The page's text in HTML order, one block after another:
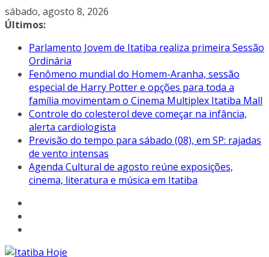
Pular
para
conteúdo
sábado, agosto 8, 2026
Últimos:
Parlamento Jovem de Itatiba realiza primeira Sessão
Ordinária
Fenômeno mundial do Homem-Aranha, sessão
especial de Harry Potter e opções para toda a
família movimentam o Cinema Multiplex Itatiba Mall
Controle do colesterol deve começar na infância,
alerta cardiologista
Previsão do tempo para sábado (08), em SP: rajadas
de vento intensas
Agenda Cultural de agosto reúne exposições,
cinema, literatura e música em Itatiba